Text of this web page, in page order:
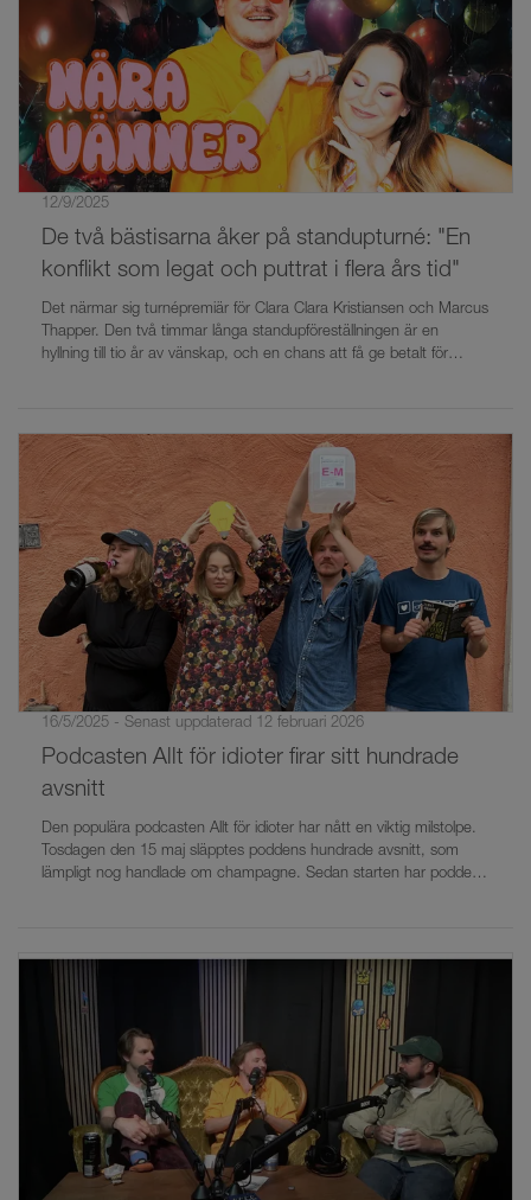
12/9/2025
De två bästisarna åker på standupturné: "En
konflikt som legat och puttrat i flera års tid"
Det närmar sig turnépremiär för Clara Clara Kristiansen och Marcus
Thapper. Den två timmar långa standupföreställningen är en
hyllning till tio år av vänskap, och en chans att få ge betalt för
16/5/2025 - Senast uppdaterad 12 februari 2026
Podcasten Allt för idioter firar sitt hundrade
avsnitt
Den populära podcasten Allt för idioter har nått en viktig milstolpe.
Tosdagen den 15 maj släpptes poddens hundrade avsnitt, som
lämpligt nog handlade om champagne. Sedan starten har podden